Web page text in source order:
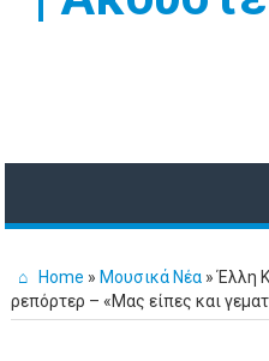
Home » Μουσικά Νέα » Έλλη
ρεπόρτερ – «Μας είπες και